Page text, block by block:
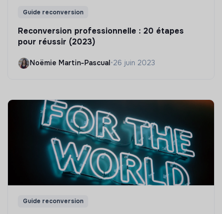
Guide reconversion
Reconversion professionnelle : 20 étapes
pour réussir (2023)
Noëmie Martin-Pascual •26 juin 2023
Guide reconversion